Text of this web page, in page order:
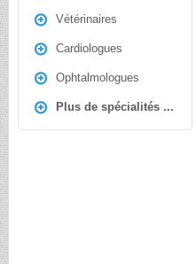
Vétérinaires
Cardiologues
Ophtalmologues
Plus de spécialités ...